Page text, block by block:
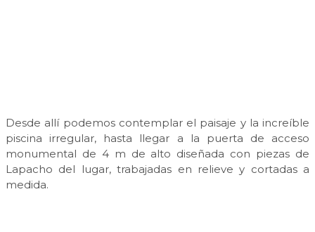
Desde allí podemos contemplar el paisaje y la increíble
piscina irregular, hasta llegar a la puerta de acceso
monumental de 4 m de alto diseñada con piezas de
Lapacho del lugar, trabajadas en relieve y cortadas a
medida.